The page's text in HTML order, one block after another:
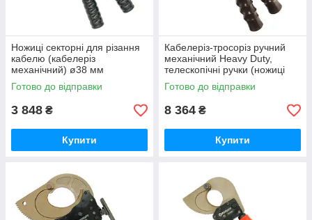
Ножиці секторні для різання
кабелю (кабелеріз
механічний) ø38 мм
СТАНДАРТ JRCT0040
Готово до відправки
3 848 ₴
Купити
Кабелеріз-тросоріз ручний
механічний Heavy Duty,
телескопічні ручки (ножиці
секторні) СТАНДАРТ
Готово до відправки
8 364 ₴
Купити